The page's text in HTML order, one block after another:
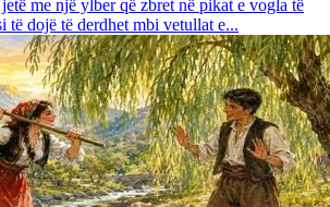
me një ylber që zbret në pikat e vogla të
të dojë të derdhet mbi vetullat e...